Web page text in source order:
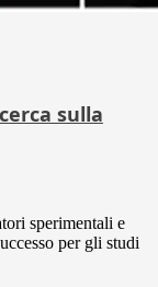
sulla
sperimentali e
per gli studi